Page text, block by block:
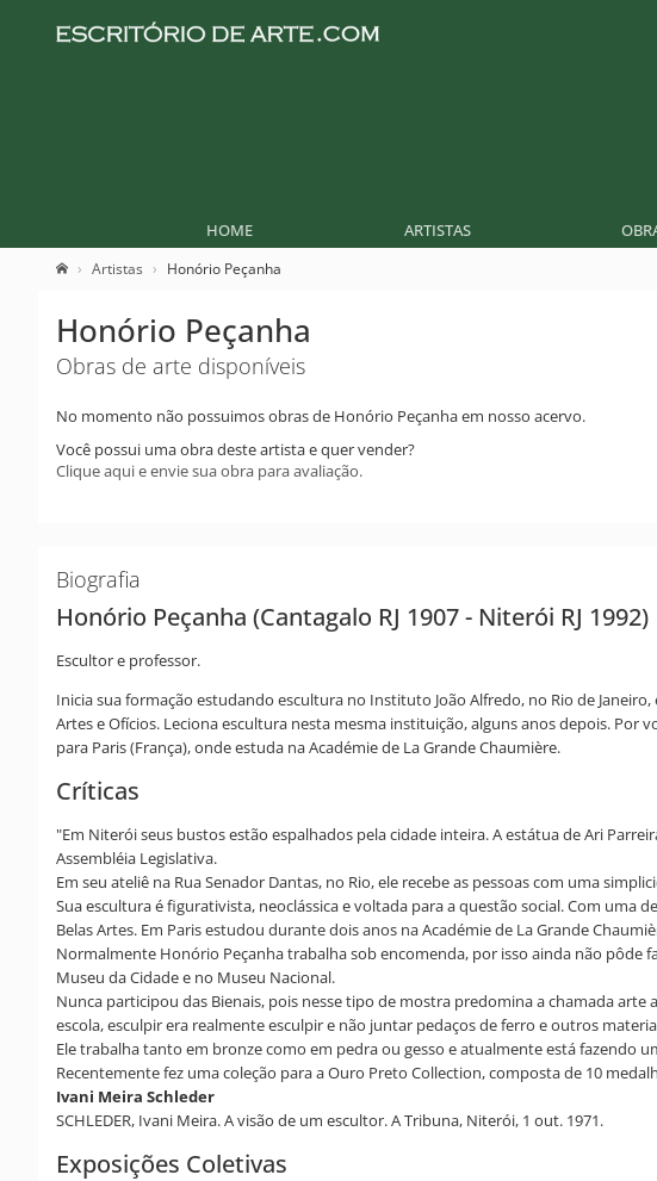
HOME ARTISTAS
Artistas Honório Peçanha
Honório Peçanha
Obras de arte disponíveis
No momento não possuimos obras de Honório Peçanha em nosso acervo.
Você possui uma obra deste artista e quer vender?
Clique aqui e envie sua obra para avaliação.
Biografia
Honório Peçanha (Cantagalo RJ 1907 - Niterói RJ 1992)
Escultor e professor.
Inicia sua formação estudando escultura no Instituto João Alfredo, no Rio de
Artes e Ofícios. Leciona escultura nesta mesma instituição, alguns anos depois. Por
para Paris (França), onde estuda na Académie de La Grande Chaumière.
Críticas
"Em Niterói seus bustos estão espalhados pela cidade inteira. A estátua de Ari
Assembléia Legislativa.
Em seu ateliê na Rua Senador Dantas, no Rio, ele recebe as pessoas com uma
Sua escultura é figurativista, neoclássica e voltada para a questão social. Com uma
Belas Artes. Em Paris estudou durante dois anos na Académie de La Grande
Normalmente Honório Peçanha trabalha sob encomenda, por isso ainda não pôde
Museu da Cidade e no Museu Nacional.
Nunca participou das Bienais, pois nesse tipo de mostra predomina a chamada
escola, esculpir era realmente esculpir e não juntar pedaços de ferro e outros
Ele trabalha tanto em bronze como em pedra ou gesso e atualmente está fazendo
Recentemente fez uma coleção para a Ouro Preto Collection, composta de 10
Ivani Meira Schleder
SCHLEDER, Ivani Meira. A visão de um escultor. A Tribuna, Niterói, 1 out. 1971.
Exposições Coletivas